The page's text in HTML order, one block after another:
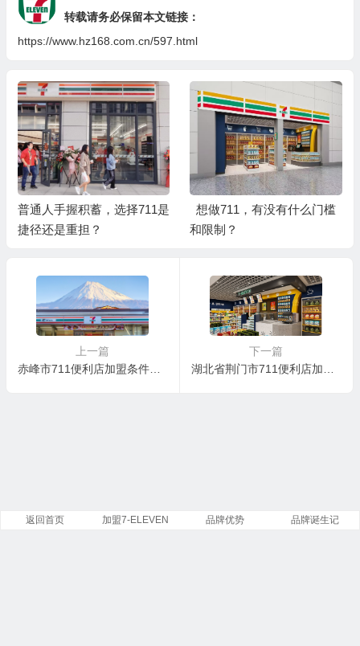
转载请务必保留本文链接：
https://www.hz168.com.cn/597.html
普通人手握积蓄，选择711是
捷径还是重担？
想做711，有没有什么门槛
和限制？
上一篇
赤峰市711便利店加盟条件及费用，内蒙古可以加盟711便利店吗？
下一篇
返回首页 加盟7-ELEVEN 品牌优势 品牌诞生记